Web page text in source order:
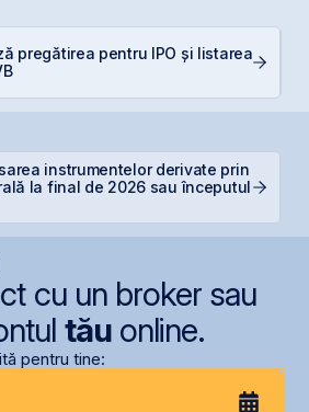
pregătirea pentru IPO și listarea
instrumentelor derivate prin
la final de 2026 sau începutul
cu un broker sau
tăuonline.
pentru tine: